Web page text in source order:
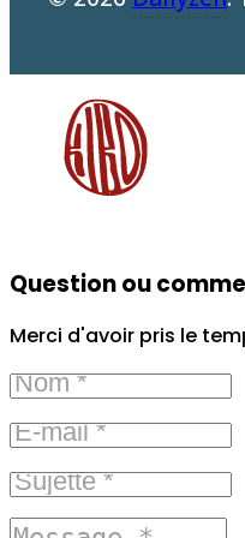
Question ou
Merci d'avoir pris le